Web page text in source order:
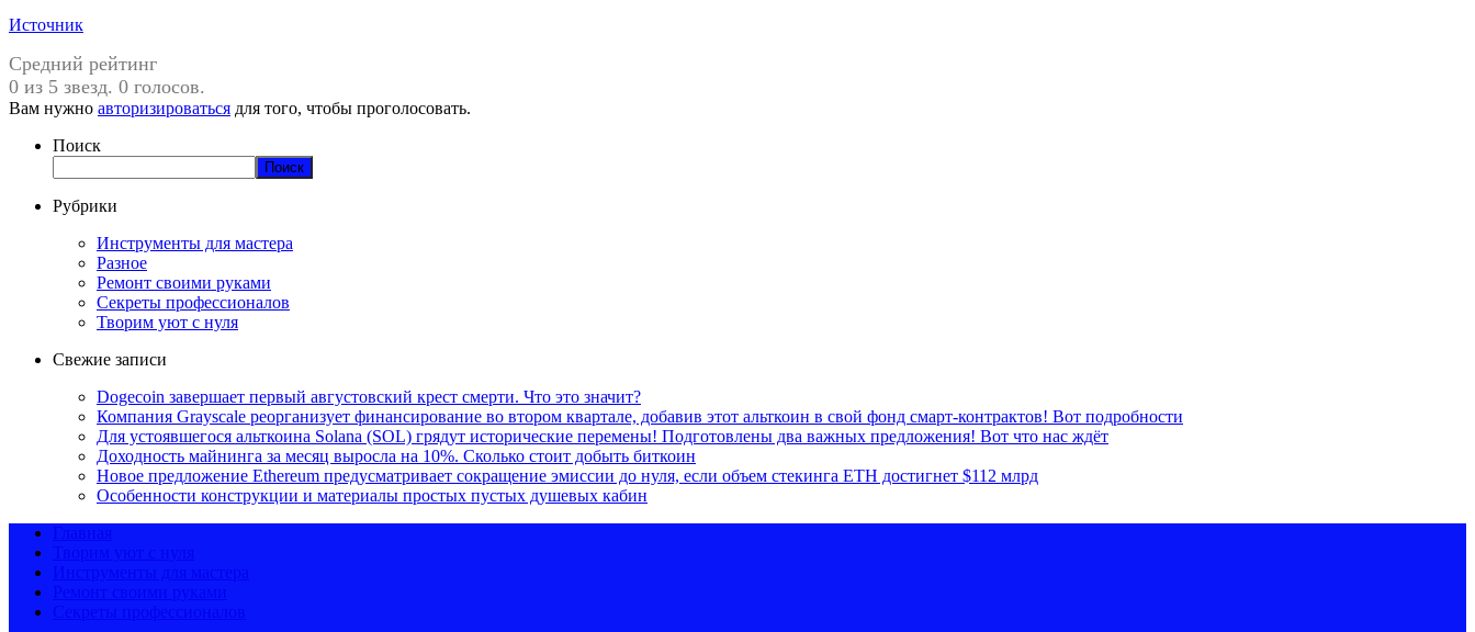
Источник
Средний рейтинг
0 из 5 звезд. 0 голосов.
Вам нужно авторизироваться для того, чтобы проголосовать.
Поиск
Поиск
Рубрики
Инструменты для мастера
Разное
Ремонт своими руками
Секреты профессионалов
Творим уют с нуля
Свежие записи
Dogecoin завершает первый августовский крест смерти. Что это значит?
Компания Grayscale реорганизует финансирование во втором квартале, добавив этот альткоин в свой фонд смарт-контрактов! Вот подробности
Для устоявшегося альткоина Solana (SOL) грядут исторические перемены! Подготовлены два важных предложения! Вот что нас ждёт
Доходность майнинга за месяц выросла на 10%. Сколько стоит добыть биткоин
Новое предложение Ethereum предусматривает сокращение эмиссии до нуля, если объем стекинга ETH достигнет $112 млрд
Особенности конструкции и материалы простых пустых душевых кабин